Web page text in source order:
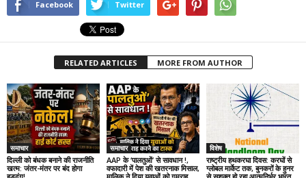
Facebook Twitter
RELATED ARTICLES MORE FROM AUTHOR
समाचार
दिल्ली को बंधक बनाने की राजनीति
खत्म: जंतर-मंतर पर बंद होगा
समाचार
AAP के ‘पालतुओं’ से सावधान !,
वफादारी में पेश की खतरनाक मिसाल,
विशेष
राष्ट्रीय हथकरघा दिवस: करघों से
ग्लोबल मार्केट तक, बुनकरों के हुनर